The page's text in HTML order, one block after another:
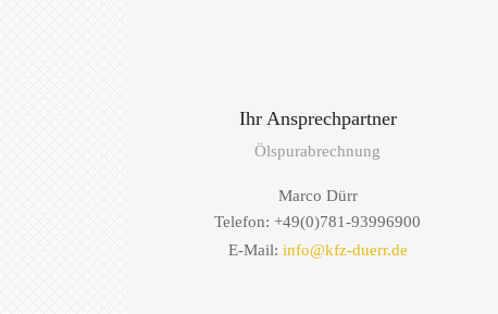
Ihr Ansprechpartner
Ölspurabrechnung
Marco Dürr
Telefon: +49(0)781-93996900
E-Mail: info@kfz-duerr.de